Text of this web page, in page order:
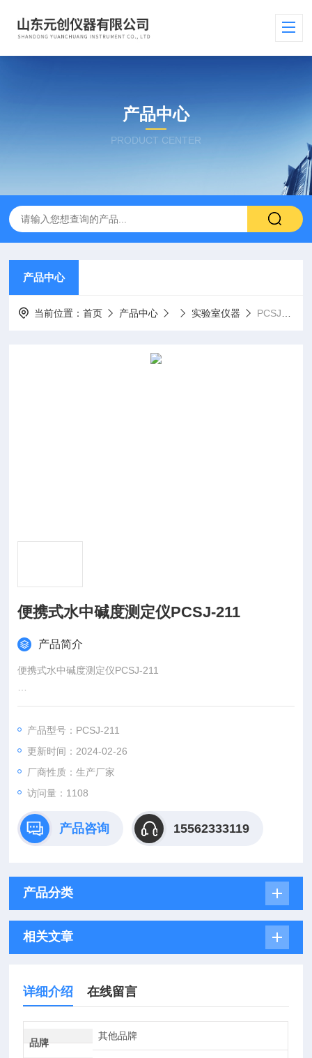
产品中心
PRODUCT CENTER
产品中心
当前位置：首页 产品中心 实验室仪器 PCSJ-211便携式水中碱度测定仪PCSJ-211
便携式水中碱度测定仪PCSJ-211
产品简介
便携式水中碱度测定仪PCSJ-211
【产品概况】
的碱度浓度值。
【领域】
广泛于饮用水、地表水、地面水、污水和工业废水的测定。
产品型号：PCSJ-211
更新时间：2024-02-26
厂商性质：生产厂家
访问量：1108
产品咨询 15562333119
产品分类
相关文章
详细介绍 在线留言
品牌
其他品牌